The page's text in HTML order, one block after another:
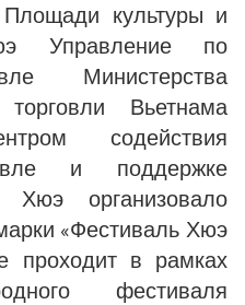
культуры и
Управление по
Министерства
Вьетнама
содействия
и поддержке
Хюэ организовало
«Фестиваль Хюэ
проходит в рамках
фестиваля